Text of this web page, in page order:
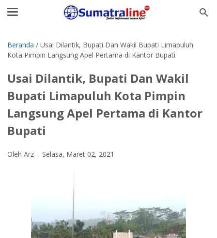
Beranda / Usai Dilantik, Bupati Dan Wakil Bupati Limapuluh
Kota Pimpin Langsung Apel Pertama di Kantor Bupati
Usai Dilantik, Bupati Dan Wakil
Bupati Limapuluh Kota Pimpin
Langsung Apel Pertama di Kantor
Bupati
Oleh Arz Selasa, Maret 02, 2021